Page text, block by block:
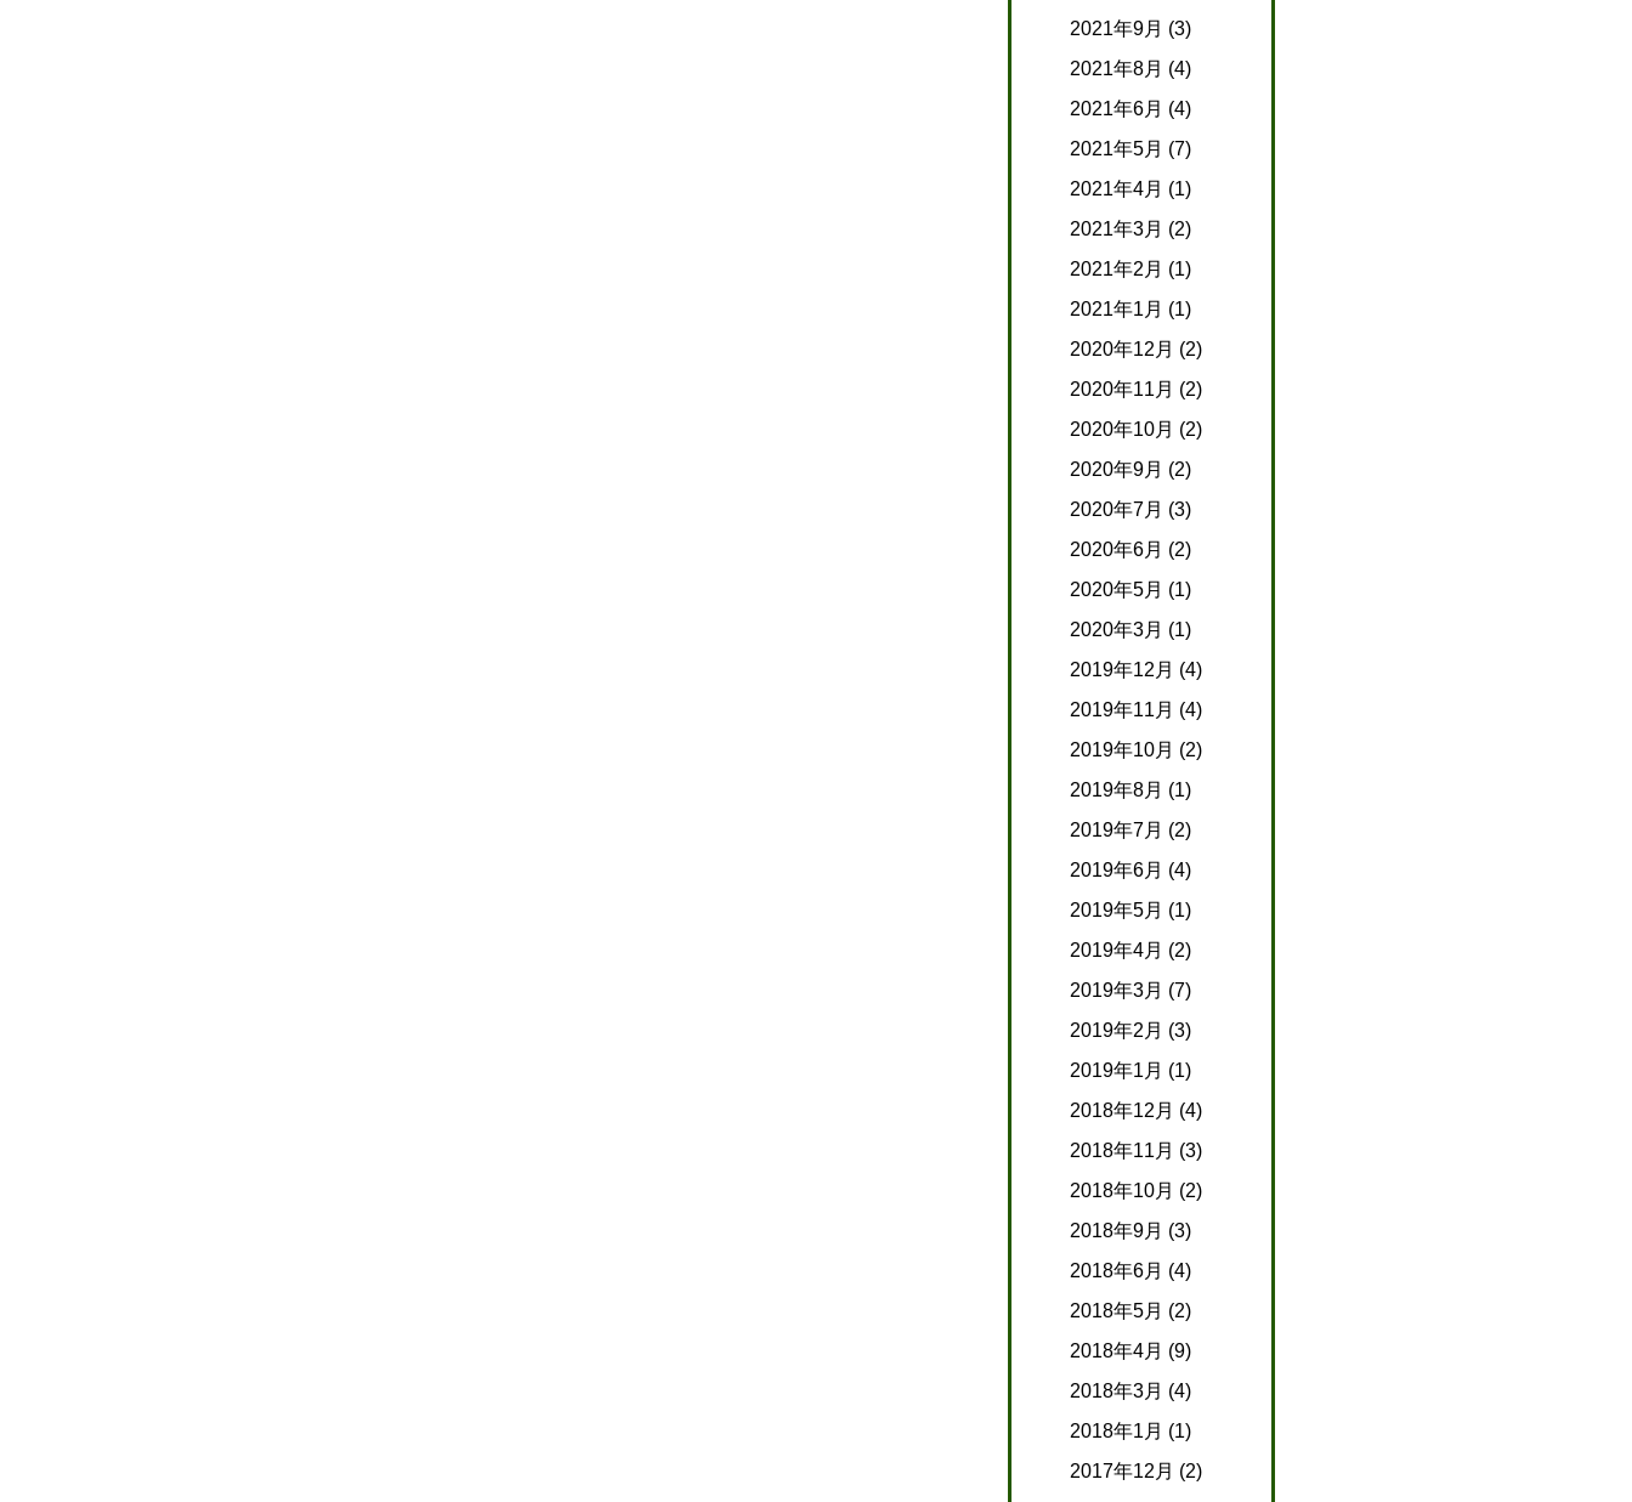
2021年9月 (3)
2021年8月 (4)
2021年6月 (4)
2021年5月 (7)
2021年4月 (1)
2021年3月 (2)
2021年2月 (1)
2021年1月 (1)
2020年12月 (2)
2020年11月 (2)
2020年10月 (2)
2020年9月 (2)
2020年7月 (3)
2020年6月 (2)
2020年5月 (1)
2020年3月 (1)
2019年12月 (4)
2019年11月 (4)
2019年10月 (2)
2019年8月 (1)
2019年7月 (2)
2019年6月 (4)
2019年5月 (1)
2019年4月 (2)
2019年3月 (7)
2019年2月 (3)
2019年1月 (1)
2018年12月 (4)
2018年11月 (3)
2018年10月 (2)
2018年9月 (3)
2018年6月 (4)
2018年5月 (2)
2018年4月 (9)
2018年3月 (4)
2018年1月 (1)
2017年12月 (2)